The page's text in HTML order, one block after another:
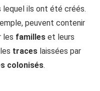
lequel ils ont été créés.
peuvent contenir
les familles et leurs
traces laissées par
colonisés.